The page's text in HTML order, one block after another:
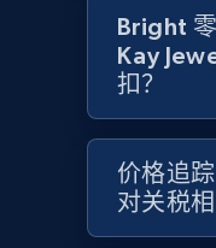
Amazon
Title, Seller
price, Currency,
2.1K+
Bright
Kay
扣？
价格追
对关税